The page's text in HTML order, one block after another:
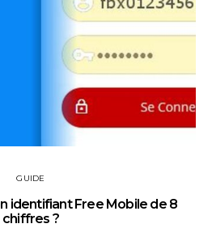
GUIDE
identifiant Free Mobile de 8
chiffres ?